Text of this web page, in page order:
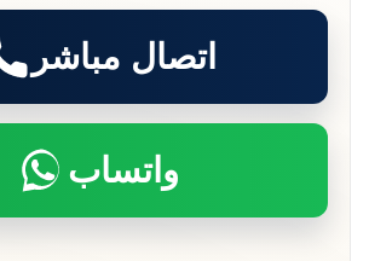
اتصال مباشر
واتساب